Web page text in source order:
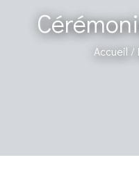
Accueil /